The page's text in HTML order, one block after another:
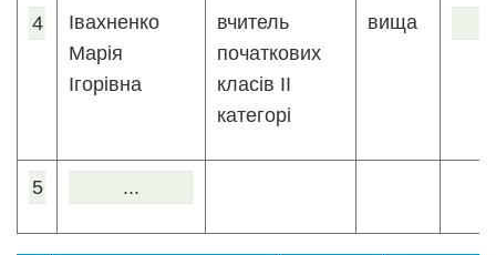
4
Івахненко
Марія
Ігорівна
вчитель
початкових
класів ІІ
категорі
вища
5 ...